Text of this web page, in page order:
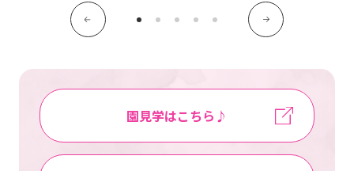
よくあるご質問
保育園に関するお問い合わせ
園見学はこちら♪